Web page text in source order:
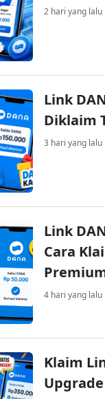
2 hari yang lalu
Link
Diklaim
3 hari yang lalu
Link
Cara
4 hari yang lalu
Klaim